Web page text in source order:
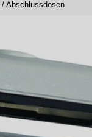
/ Abschlussdosen